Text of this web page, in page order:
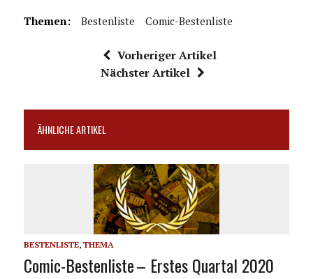
Themen: Bestenliste Comic-Bestenliste
Vorheriger Artikel
Nächster Artikel
ÄHNLICHE ARTIKEL
BESTENLISTE, THEMA
Comic-Bestenliste – Erstes Quartal 2020